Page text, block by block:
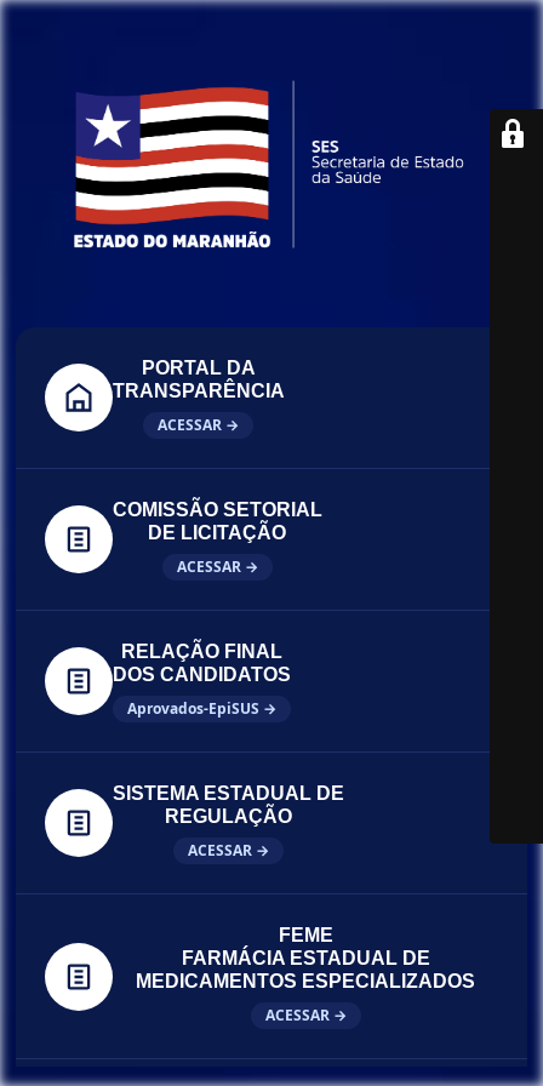
PORTAL DA
TRANSPARÊNCIA
ACESSAR →
COMISSÃO SETORIAL
DE LICITAÇÃO
ACESSAR →
RELAÇÃO FINAL
DOS CANDIDATOS
Aprovados-EpiSUS →
SISTEMA ESTADUAL DE
REGULAÇÃO
ACESSAR →
FEME
FARMÁCIA ESTADUAL DE
MEDICAMENTOS ESPECIALIZADOS
ACESSAR →